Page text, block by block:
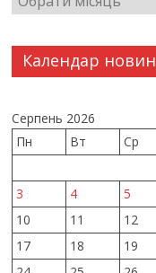
Календар новин
Серпень 2026
Пн
Вт Ср
3
4 5
10
11 12
17
18 19